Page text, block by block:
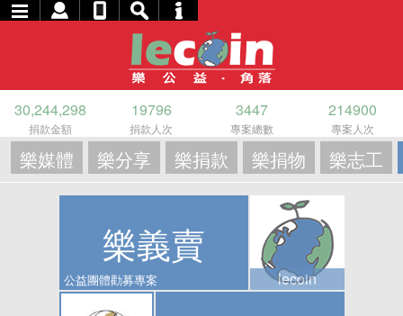
30,244,298
捐款金額
19796
捐款人次
3447
專案總數
214900
專案人次
樂媒體 樂分享 樂捐款 樂捐物 樂志工
樂義賣
公益團體勸募專案 lecoin